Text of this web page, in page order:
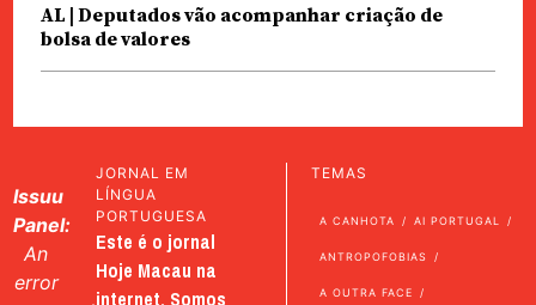
AL | Deputados vão acompanhar criação de
bolsa de valores
Issuu
Panel:
An
error
JORNAL EM
LÍNGUA
PORTUGUESA
Este é o jornal
Hoje Macau na
internet. Somos
TEMAS
A CANHOTA AI PORTUGAL
ANTROPOFOBIAS
A OUTRA FACE